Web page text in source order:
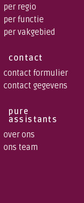
per regio
per functie
per vakgebied
contact
contact formulier
contact gegevens
pure
assistants
over ons
ons team